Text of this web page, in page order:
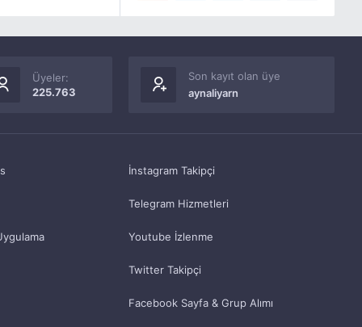
Üyeler:
225.763
Son kayıt olan üye
aynaliyarn
İnstagram Takipçi
Telegram Hizmetleri
Youtube İzlenme
Twitter Takipçi
Facebook Sayfa & Grup Alımı